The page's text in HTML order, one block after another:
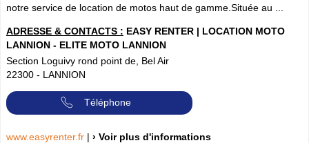
notre service de location de motos haut de gamme.Située au ...
ADRESSE & CONTACTS : EASY RENTER | LOCATION MOTO
LANNION - ELITE MOTO LANNION
Section Loguivy rond point de, Bel Air
22300 - LANNION
Téléphone
www.easyrenter.fr | › Voir plus d'informations